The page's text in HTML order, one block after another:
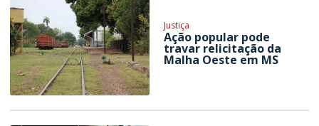
Justiça
Ação popular pode
travar relicitação da
Malha Oeste em MS